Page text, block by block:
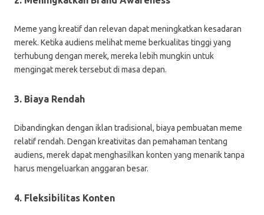
Meme yang kreatif dan relevan dapat meningkatkan kesadaran
merek. Ketika audiens melihat meme berkualitas tinggi yang
terhubung dengan merek, mereka lebih mungkin untuk
mengingat merek tersebut di masa depan.
3. Biaya Rendah
Dibandingkan dengan iklan tradisional, biaya pembuatan meme
relatif rendah. Dengan kreativitas dan pemahaman tentang
audiens, merek dapat menghasilkan konten yang menarik tanpa
harus mengeluarkan anggaran besar.
4. Fleksibilitas Konten